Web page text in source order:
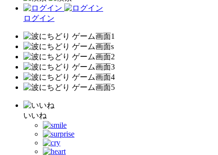
ログイン
いいね